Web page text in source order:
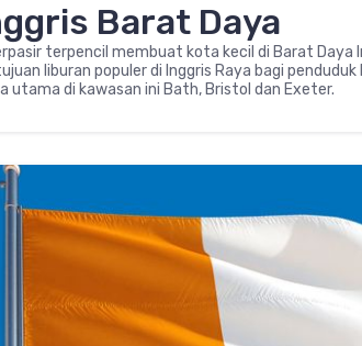
Barat Daya
terpencil membuat kota kecil di Barat Daya
liburan populer di Inggris Raya bagi
utama di kawasan ini Bath, Bristol dan Exeter.